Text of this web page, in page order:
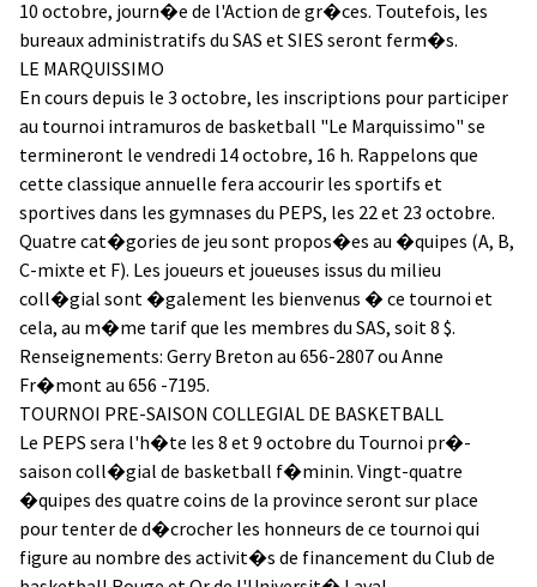
10 octobre, journ�e de l'Action de gr�ces. Toutefois, les
bureaux administratifs du SAS et SIES seront ferm�s.
LE MARQUISSIMO
En cours depuis le 3 octobre, les inscriptions pour participer
au tournoi intramuros de basketball "Le Marquissimo" se
termineront le vendredi 14 octobre, 16 h. Rappelons que
cette classique annuelle fera accourir les sportifs et
sportives dans les gymnases du PEPS, les 22 et 23 octobre.
Quatre cat�gories de jeu sont propos�es au �quipes (A, B,
C-mixte et F). Les joueurs et joueuses issus du milieu
coll�gial sont �galement les bienvenus � ce tournoi et
cela, au m�me tarif que les membres du SAS, soit 8 $.
Renseignements: Gerry Breton au 656-2807 ou Anne
Fr�mont au 656 -7195.
TOURNOI PRE-SAISON COLLEGIAL DE BASKETBALL
Le PEPS sera l'h�te les 8 et 9 octobre du Tournoi pr�-
saison coll�gial de basketball f�minin. Vingt-quatre
�quipes des quatre coins de la province seront sur place
pour tenter de d�crocher les honneurs de ce tournoi qui
figure au nombre des activit�s de financement du Club de